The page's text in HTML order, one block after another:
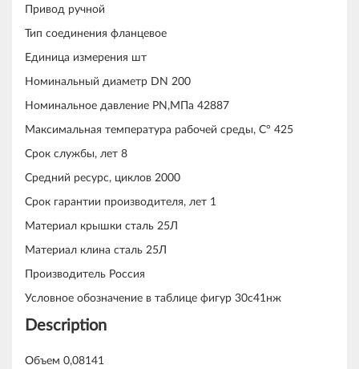
Привод ручной
Тип соединения фланцевое
Единица измерения шт
Номинальный диаметр DN 200
Номинальное давление PN,МПа 42887
Максимальная температура рабочей среды, С° 425
Срок службы, лет 8
Средний ресурс, циклов 2000
Срок гарантии производителя, лет 1
Материал крышки сталь 25Л
Материал клина сталь 25Л
Производитель Россия
Условное обозначение в таблице фигур 30с41нж
Description
Объем 0,08141